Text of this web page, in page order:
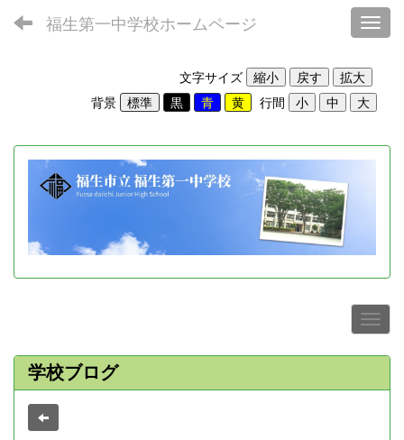
福生第一中学校ホームページ
文字サイズ
背景
行間
学校ブログ